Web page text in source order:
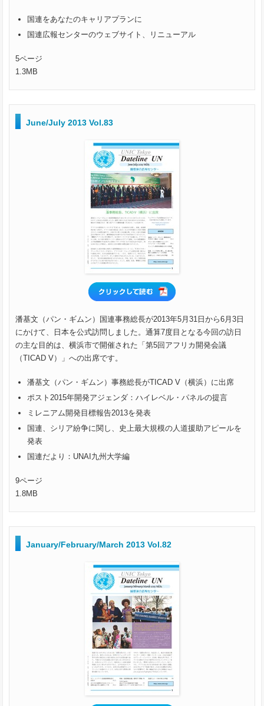
国連をあなたのキャリアプランに
国連広報センターのウェブサイト、リニューアル
5ページ
1.3MB
June/July 2013 Vol.83
潘基文（パン・ギムン）国連事務総長が2013年5月31日から6月3日
にかけて、日本を公式訪問しました。通算7度目となる今回の訪日
の主な目的は、横浜市で開催された「第5回アフリカ開発会議
（TICAD V）」への出席です。
潘基文（パン・ギムン）事務総長がTICAD V（横浜）に出席
ポスト2015年開発アジェンダ：ハイレベル・パネルの提言
ミレニアム開発目標報告2013を発表
国連、シリア紛争に関し、史上最大規模の人道援助アピールを
発表
国連だより：UNAI九州大学編
9ページ
1.8MB
January/February/March 2013 Vol.82